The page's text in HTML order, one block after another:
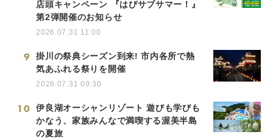
店頭キャンペーン 『はぴサブサマー！』
第2弾開催のお知らせ
2026.07.31 11:00
9
掛川の祭典シーズン到来! 市内各所で熱
気あふれる祭りを開催
2026.07.31 09:30
10
伊良湖オーシャンリゾート 遊びも学びも
かなう、家族みんなで満喫する渥美半島
の夏旅